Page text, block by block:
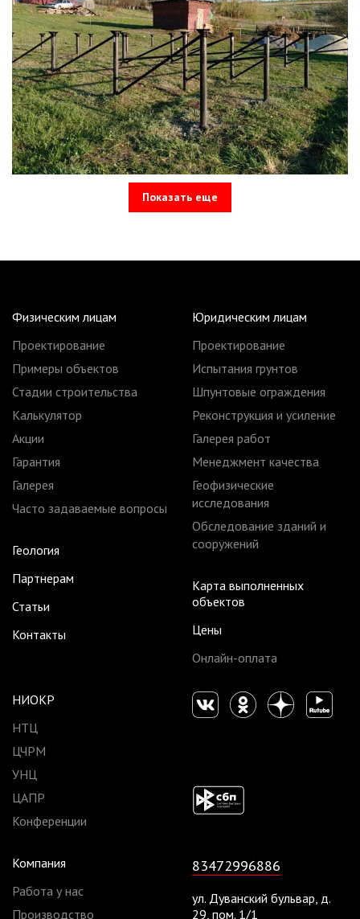
Показать еще
Физическим лицам
Проектирование
Примеры объектов
Стадии строительства
Калькулятор
Акции
Гарантия
Галерея
Часто задаваемые вопросы
Геология
Партнерам
Статьи
Контакты
Юридическим лицам
Проектирование
Испытания грунтов
Шпунтовые ограждения
Реконструкция и усиление
Галерея работ
Менеджмент качества
Геофизические
исследования
Обследование зданий и
сооружений
Карта выполненных
объектов
Цены
Онлайн-оплата
НИОКР
НТЦ
ЦЧРМ
УНЦ
ЦАПР
Конференции
Компания
Работа у нас
Производство
83472996886
ул. Дуванский бульвар, д.
29, пом. 1/1